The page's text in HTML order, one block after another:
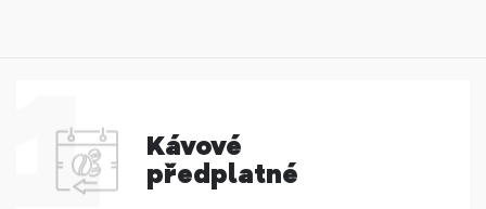
Kávové
předplatné